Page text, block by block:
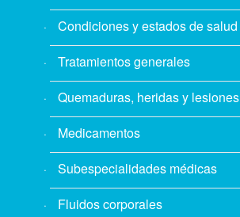
Condiciones y estados de salud
Tratamientos generales
Quemaduras, heridas y lesiones
Medicamentos
Subespecialidades médicas
Fluidos corporales